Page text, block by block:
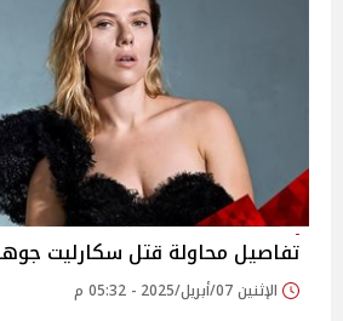
تفاصيل محاولة قتل سكارليت
الإثنين 07/أبريل/2025 - 05:32 م